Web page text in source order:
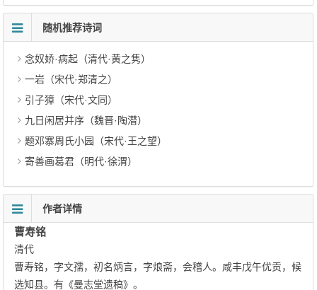
随机推荐诗词
念奴娇·病起（清代·黄之隽）
一岩（宋代·郑清之）
引子獐（宋代·文同）
九日闲居并序（魏晋·陶潜）
题邓寨周氏小园（宋代·王之望）
寄善画葛君（明代·徐渭）
作者详情
曹寿铭
清代
曹寿铭，字文孺，初名炳言，字烺斋，会稽人。咸丰戊午优贡，候
选知县。有《曼志堂遗稿》。